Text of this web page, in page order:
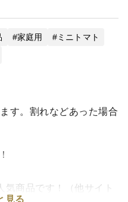
家庭用
ミニトマト
す。割れなどあった場合
商品です！（他サイト
見る